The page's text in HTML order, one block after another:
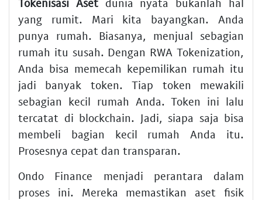
Tokenisasi Asetdunia nyata bukanlah hal
yang rumit. Mari kita bayangkan. Anda
punya rumah. Biasanya, menjual sebagian
rumah itu susah. Dengan RWA Tokenization,
Anda bisa memecah kepemilikan rumah itu
jadi banyak token. Tiap token mewakili
sebagian kecil rumah Anda. Token ini lalu
tercatat di blockchain. Jadi, siapa saja bisa
membeli bagian kecil rumah Anda itu.
Prosesnya cepat dan transparan.
Ondo Finance menjadi perantara dalam
proses ini. Mereka memastikan aset fisik